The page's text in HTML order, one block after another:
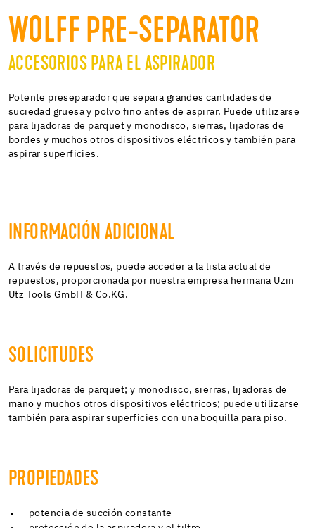
WOLFF PRE-SEPARATOR
ACCESORIOS PARA EL ASPIRADOR
Potente preseparador que separa grandes cantidades de
suciedad gruesa y polvo fino antes de aspirar. Puede utilizarse
para lijadoras de parquet y monodisco, sierras, lijadoras de
bordes y muchos otros dispositivos eléctricos y también para
aspirar superficies.
INFORMACIÓN ADICIONAL
A través de repuestos, puede acceder a la lista actual de
repuestos, proporcionada por nuestra empresa hermana Uzin
Utz Tools GmbH & Co.KG.
SOLICITUDES
Para lijadoras de parquet; y monodisco, sierras, lijadoras de
mano y muchos otros dispositivos eléctricos; puede utilizarse
también para aspirar superficies con una boquilla para piso.
PROPIEDADES
potencia de succión constante